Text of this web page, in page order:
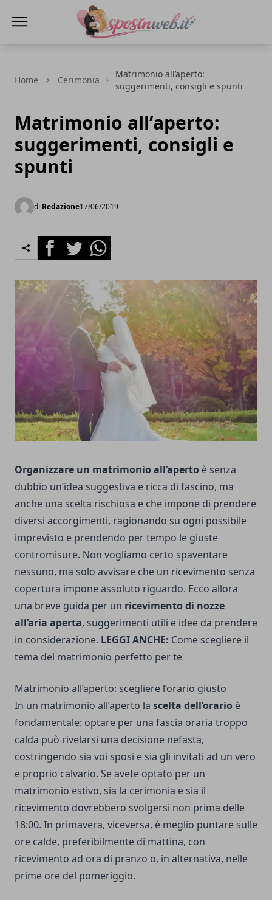
Home Cerimonia
Matrimonio all’aperto:
suggerimenti, consigli e spunti
Matrimonio all’aperto:
suggerimenti, consigli e
spunti
di Redazione17/06/2019
FacebookTwitterWhatsapp
Organizzare un matrimonio all’aperto è senza
dubbio un’idea suggestiva e ricca di fascino, ma
anche una scelta rischiosa e che impone di prendere
diversi accorgimenti, ragionando su ogni possibile
imprevisto e prendendo per tempo le giuste
contromisure. Non vogliamo certo spaventare
nessuno, ma solo avvisare che un ricevimento senza
copertura impone assoluto riguardo. Ecco allora
una breve guida per un ricevimento di nozze
all’aria aperta, suggerimenti utili e idee da prendere
in considerazione. LEGGI ANCHE: Come scegliere il
tema del matrimonio perfetto per te
Matrimonio all’aperto: scegliere l’orario giusto
In un matrimonio all’aperto la scelta dell’orario è
fondamentale: optare per una fascia oraria troppo
calda può rivelarsi una decisione nefasta,
costringendo sia voi sposi e sia gli invitati ad un vero
e proprio calvario. Se avete optato per un
matrimonio estivo, sia la cerimonia e sia il
ricevimento dovrebbero svolgersi non prima delle
18:00. In primavera, viceversa, è meglio puntare sulle
ore calde, preferibilmente di mattina, con
ricevimento ad ora di pranzo o, in alternativa, nelle
prime ore del pomeriggio.